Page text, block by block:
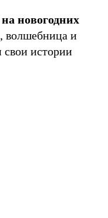
новогодних
волшебница и
свои истории